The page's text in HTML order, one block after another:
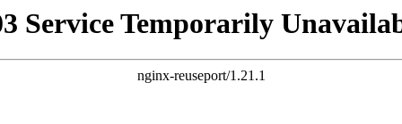
Service Temporarily
nginx-reuseport/1.21.1